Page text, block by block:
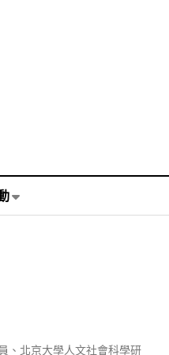
、北京大學人文社會科學研